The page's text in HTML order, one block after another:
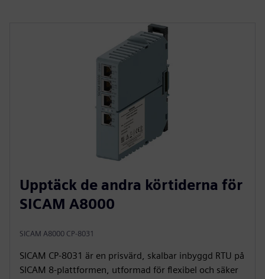
Upptäck de andra körtiderna för
SICAM A8000
SICAM A8000 CP-8031
SICAM CP‑8031 är en prisvärd, skalbar inbyggd RTU på
SICAM 8-plattformen, utformad för flexibel och säker